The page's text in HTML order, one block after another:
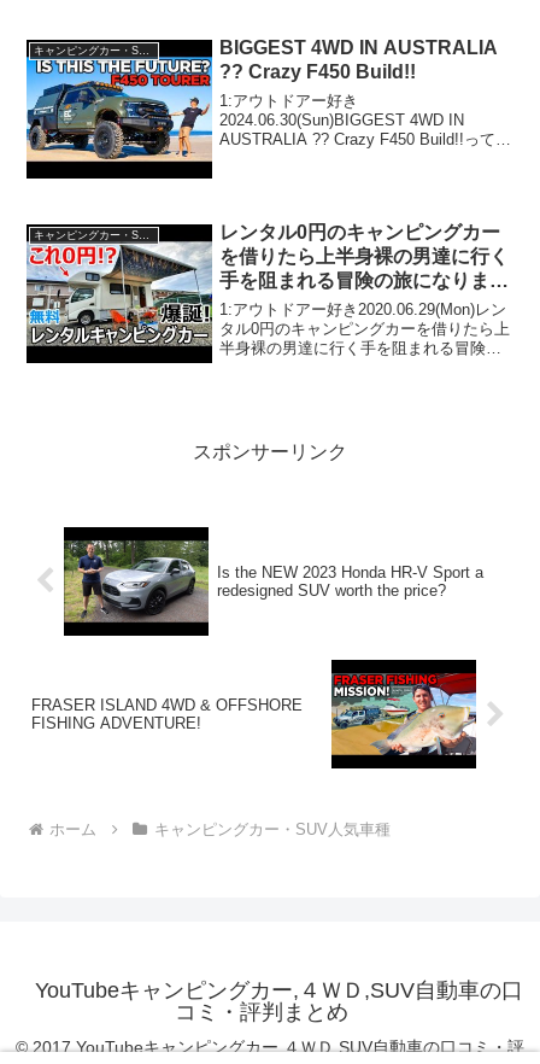
2:アウトドアー好き2021.12....
キャンピングカー・SUV人気車種
BIGGEST 4WD IN AUSTRALIA
?? Crazy F450 Build!!
1:アウトドアー好き
2024.06.30(Sun)BIGGEST 4WD IN
AUSTRALIA ?? Crazy F450 Build!!って人
レンタル0円のキャンピングカー
を借りたら上半身裸の男達に行く
手を阻まれる冒険の旅になりまし
た^^;
1:アウトドアー好き2020.06.29(Mon)レン
タル0円のキャンピングカーを借りたら上
半身裸の男達に行く手を阻まれる冒険の
スポンサーリンク
Is the NEW 2023 Honda HR-V Sport a
redesigned SUV worth the price?
FRASER ISLAND 4WD & OFFSHORE
FISHING ADVENTURE!
ホーム キャンピングカー・SUV人気車種
YouTubeキャンピングカー,４ＷＤ,SUV自動車の口
コミ・評判まとめ
© 2017 YouTubeキャンピングカー,４ＷＤ,SUV自動車の口コミ・評